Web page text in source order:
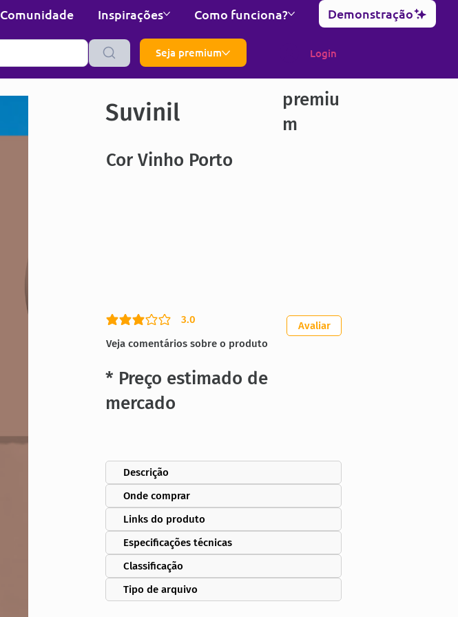
Comunidade Inspirações Como funciona? Demonstração
Seja premium Login
Suvinil
premiu
m
Cor Vinho Porto
3.0
classificação média é 3 de 5
Veja comentários sobre o produto
Avaliar
* Preço estimado de
mercado
Descrição
Onde comprar
Links do produto
Especificações técnicas
Classificação
Tipo de arquivo